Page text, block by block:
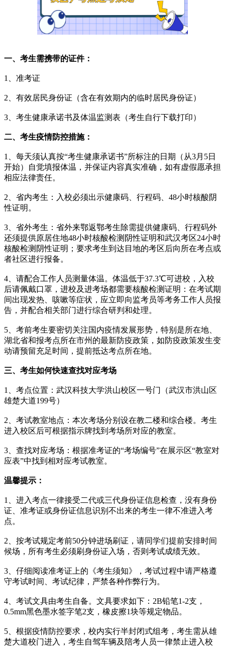
一、考生需携带的证件：
1、准考证
2、有效居民身份证（含在有效期内的临时居民身份证）
3、考生健康承诺书及体温监测表（考生自行下载打印）
二、考生疫情防控措施：
1、每天须认真按“考生健康承诺书”所标注的日期（从3月5日
开始）自觉填报体温，并保证内容真实准确，如有虚假愿承担
相应法律责任。
2、省内考生：入校必须出示健康码、行程码、48小时核酸阴
性证明。
3、省外考生：省外来鄂返鄂考生除需提供健康码、行程码外
还须提供原居住地48小时核酸检测阴性证明和武汉考区24小时
核酸检测阴性证明；要求考生到达目地的考区后向所在考点或
者社区进行报备。
4、请配合工作人员测量体温。体温低于37.3℃可进校，入校
后请佩戴口罩，进校及进考场都需要核酸检测证明：在考试期
间出现发热、咳嗽等症状，应立即向监考员等考务工作人员报
告，并配合相关部门进行综合研判和处理。
5、考前考生要密切关注国内疫情发展形势，特别是所在地、
湖北省和报考点所在市州的最新防疫政策，如防疫政策发生变
动请预留充足时间，提前抵达考点所在地。
三、考生如何快速查找对应考场
1、考点位置：武汉科技大学洪山校区一号门（武汉市洪山区
雄楚大道199号）
2、考试教室地点：本次考场分别设在教二楼和综合楼。考生
进入校区后可根据指示牌找到考场所对应的教室。
3、查找对应考场：根据准考证的“考场编号”在展示区“教室对
应表”中找到相对应考试教室。
温馨提示：
1、进入考点一律接受二代或三代身份证信息检查，没有身份
证、准考证或身份证信息识别不出来的考生一律不准进入考
点。
2、按考试规定考前50分钟进场刷证，请同学们提前安排时间
候场，所有考生必须刷身份证入场，否则考试成绩无效。
3、仔细阅读准考证上的《考生须知》，考试过程中请严格遵
守考试时间、考试纪律，严禁各种作弊行为。
4、考试文具由考生自备。文具要求如下：2B铅笔1-2支，
0.5mm黑色墨水签字笔2支，橡皮擦1块等规定物品。
5、根据疫情防控要求，校内实行半封闭式组考，考生需从雄
楚大道校门进入，考生自驾车辆及陪考人员一律禁止进入校